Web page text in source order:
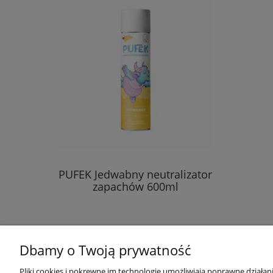
PUFEK Jedwabny neutralizator
zapachów 600ml
Dbamy o Twoją prywatność